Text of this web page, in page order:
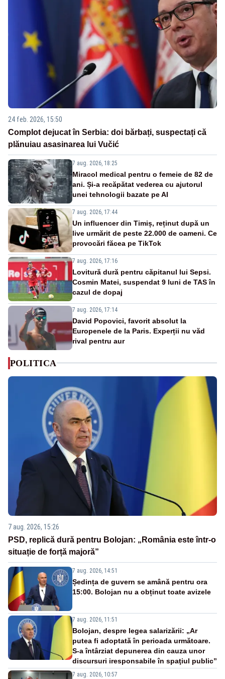
24 feb. 2026, 15:50
Complot dejucat în Serbia: doi bărbați, suspectați că
plănuiau asasinarea lui Vučić
7 aug. 2026, 18:25
Miracol medical pentru o femeie de 82 de
ani. Și-a recăpătat vederea cu ajutorul
unei tehnologii bazate pe AI
7 aug. 2026, 17:44
Un influencer din Timiș, reținut după un
live urmărit de peste 22.000 de oameni. Ce
provocări făcea pe TikTok
7 aug. 2026, 17:16
Lovitură dură pentru căpitanul lui Sepsi.
Cosmin Matei, suspendat 9 luni de TAS în
cazul de dopaj
7 aug. 2026, 17:14
David Popovici, favorit absolut la
Europenele de la Paris. Experții nu văd
rival pentru aur
POLITICA
7 aug. 2026, 15:26
PSD, replică dură pentru Bolojan: „România este într-o
situație de forță majoră”
7 aug. 2026, 14:51
Ședința de guvern se amână pentru ora
15:00. Bolojan nu a obținut toate avizele
7 aug. 2026, 11:51
Bolojan, despre legea salarizării: „Ar
putea fi adoptată în perioada următoare.
S-a întârziat depunerea din cauza unor
discursuri iresponsabile în spaţiul public”
7 aug. 2026, 10:57